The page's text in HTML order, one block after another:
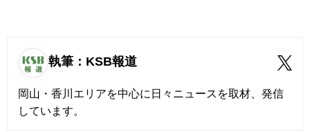
執筆：KSB報道
岡山・香川エリアを中心に日々ニュースを取材、発信
しています。